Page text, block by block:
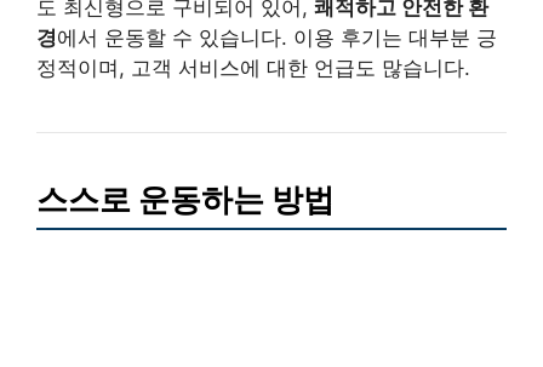
도 최신형으로 구비되어 있어, 쾌적하고 안전한 환
경에서 운동할 수 있습니다. 이용 후기는 대부분 긍
정적이며, 고객 서비스에 대한 언급도 많습니다.
스스로 운동하는 방법